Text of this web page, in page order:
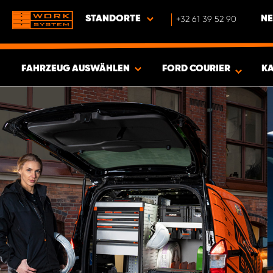
STANDORTE +32 61 39 52 90
FAHRZEUG AUSWÄHLEN
ERGEBNISSE ANZEIGEN -351ARTIKEL
FORD COURIER